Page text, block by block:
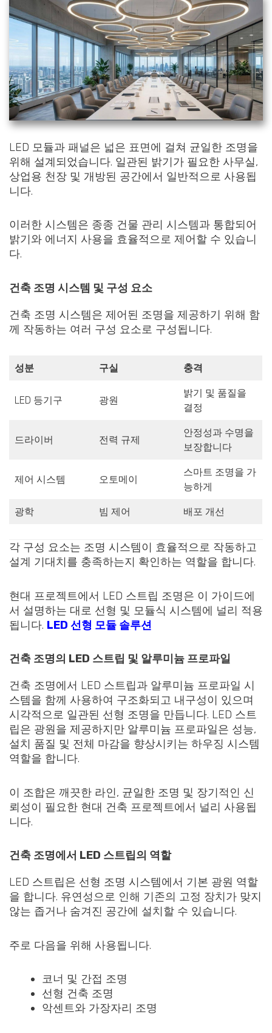
LED 모듈과 패널은 넓은 표면에 걸쳐 균일한 조명을
위해 설계되었습니다. 일관된 밝기가 필요한 사무실,
상업용 천장 및 개방된 공간에서 일반적으로 사용됩
니다.
이러한 시스템은 종종 건물 관리 시스템과 통합되어
밝기와 에너지 사용을 효율적으로 제어할 수 있습니
다.
건축 조명 시스템 및 구성 요소
건축 조명 시스템은 제어된 조명을 제공하기 위해 함
께 작동하는 여러 구성 요소로 구성됩니다.
성분 구실 충격
LED 등기구 광원
밝기 및 품질을
결정
드라이버 전력 규제
안정성과 수명을
보장합니다
제어 시스템 오토메이
스마트 조명을 가
능하게
광학 빔 제어 배포 개선
각 구성 요소는 조명 시스템이 효율적으로 작동하고
설계 기대치를 충족하는지 확인하는 역할을 합니다.
현대 프로젝트에서 LED 스트립 조명은 이 가이드에
서 설명하는 대로 선형 및 모듈식 시스템에 널리 적용
됩니다. LED 선형 모듈 솔루션
건축 조명의 LED 스트립 및 알루미늄 프로파일
건축 조명에서 LED 스트립과 알루미늄 프로파일 시
스템을 함께 사용하여 구조화되고 내구성이 있으며
시각적으로 일관된 선형 조명을 만듭니다. LED 스트
립은 광원을 제공하지만 알루미늄 프로파일은 성능,
설치 품질 및 전체 마감을 향상시키는 하우징 시스템
역할을 합니다.
이 조합은 깨끗한 라인, 균일한 조명 및 장기적인 신
뢰성이 필요한 현대 건축 프로젝트에서 널리 사용됩
니다.
건축 조명에서 LED 스트립의 역할
LED 스트립은 선형 조명 시스템에서 기본 광원 역할
을 합니다. 유연성으로 인해 기존의 고정 장치가 맞지
않는 좁거나 숨겨진 공간에 설치할 수 있습니다.
주로 다음을 위해 사용됩니다.
코너 및 간접 조명
선형 건축 조명
악센트와 가장자리 조명